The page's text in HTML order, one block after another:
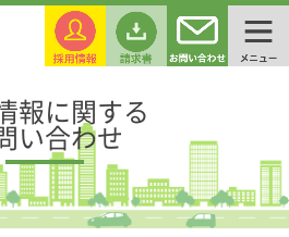
報に関する
い合わせ